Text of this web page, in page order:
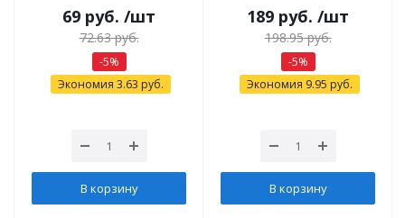
69 руб. /шт
72.63руб.
-5%
Экономия 3.63 руб.
В корзину
189 руб. /шт
198.95руб.
-5%
Экономия 9.95 руб.
В корзину